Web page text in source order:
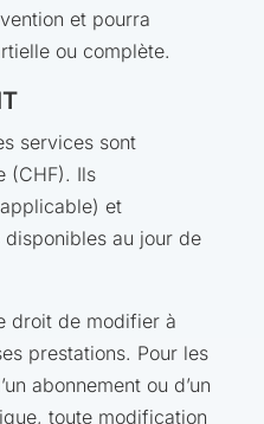
et pourra
ou complète.
services sont
(CHF). Ils
et
disponibles au jour de
droit de modifier à
prestations. Pour les
abonnement ou d’un
toute modification